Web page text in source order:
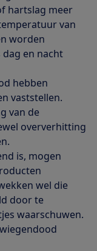
hartslag meer
van
worden
en nacht
hebben
vaststellen.
van de
oververhitting
is, mogen
wel die
door te
waarschuwen.